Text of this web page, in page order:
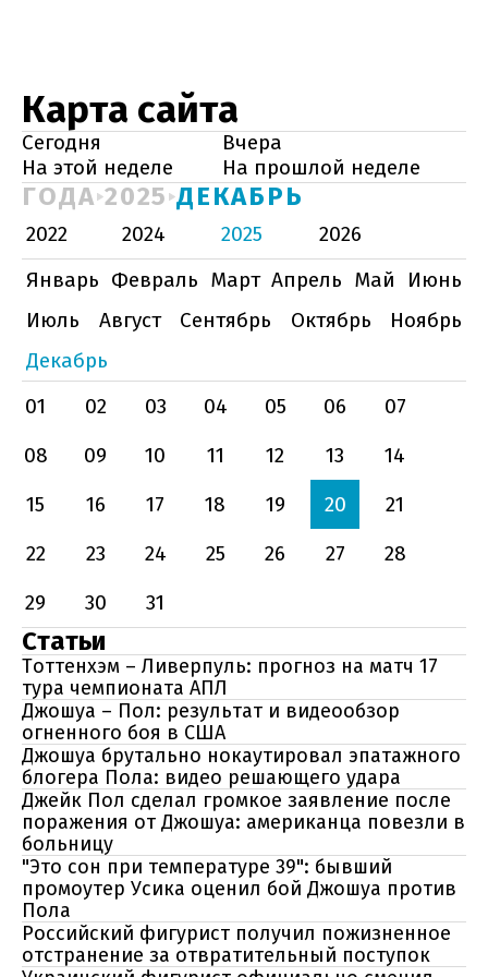
Карта сайта
Сегодня
Вчера
На этой неделе
На прошлой неделе
ГОДА 2025 ДЕКАБРЬ
2022 2024 2025
2026
Январь Февраль Март Апрель Май
Июнь
Июль
Август Сентябрь Октябрь
Ноябрь
Декабрь
01
02 03 04 05 06
07
08
09 10 11 12 13
14
15
16 17 18 19 20
21
22
23 24 25 26 27
28
29
30 31
Статьи
Тоттенхэм – Ливерпуль: прогноз на матч 17
тура чемпионата АПЛ
Джошуа – Пол: результат и видеообзор
огненного боя в США
Джошуа брутально нокаутировал эпатажного
блогера Пола: видео решающего удара
Джейк Пол сделал громкое заявление после
поражения от Джошуа: американца повезли в
больницу
"Это сон при температуре 39": бывший
промоутер Усика оценил бой Джошуа против
Пола
Российский фигурист получил пожизненное
отстранение за отвратительный поступок